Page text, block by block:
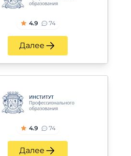
4.9 74
Далее
4.9 74
Далее